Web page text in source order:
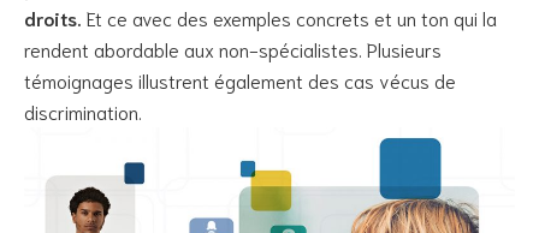
droits. Et ce avec des exemples concrets et un ton qui la
rendent abordable aux non-spécialistes. Plusieurs
témoignages illustrent également des cas vécus de
discrimination.